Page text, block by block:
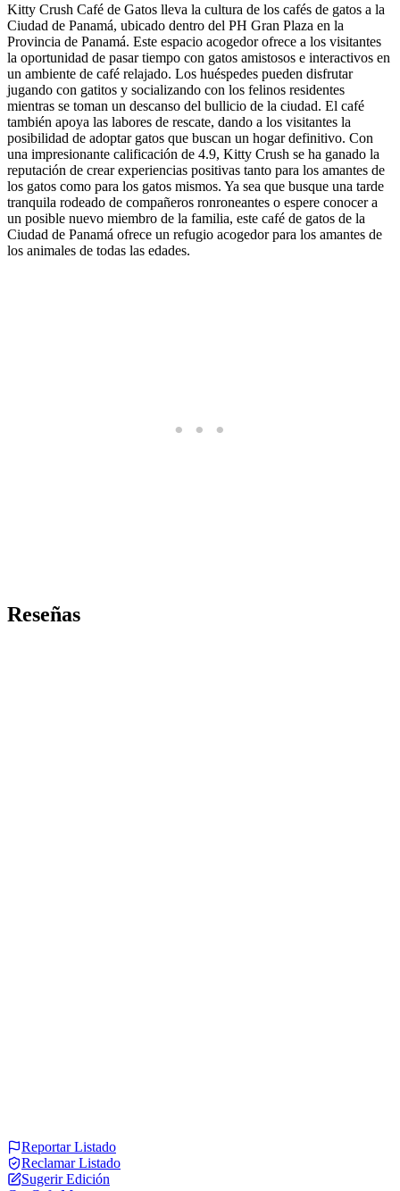
Kitty Crush Café de Gatos lleva la cultura de los cafés de gatos a la
Ciudad de Panamá, ubicado dentro del PH Gran Plaza en la
Provincia de Panamá. Este espacio acogedor ofrece a los visitantes
la oportunidad de pasar tiempo con gatos amistosos e interactivos en
un ambiente de café relajado. Los huéspedes pueden disfrutar
jugando con gatitos y socializando con los felinos residentes
mientras se toman un descanso del bullicio de la ciudad. El café
también apoya las labores de rescate, dando a los visitantes la
posibilidad de adoptar gatos que buscan un hogar definitivo. Con
una impresionante calificación de 4.9, Kitty Crush se ha ganado la
reputación de crear experiencias positivas tanto para los amantes de
los gatos como para los gatos mismos. Ya sea que busque una tarde
tranquila rodeado de compañeros ronroneantes o espere conocer a
un posible nuevo miembro de la familia, este café de gatos de la
Ciudad de Panamá ofrece un refugio acogedor para los amantes de
los animales de todas las edades.
Reseñas
Reportar Listado
Reclamar Listado
Sugerir Edición